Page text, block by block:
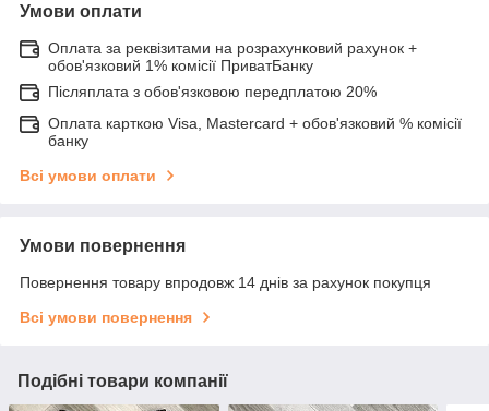
Умови оплати
Оплата за реквізитами на розрахунковий рахунок +
обов'язковий 1% комісії ПриватБанку
Післяплата з обов'язковою передплатою 20%
Оплата карткою Visa, Mastercard + обов'язковий % комісії
банку
Всі умови оплати
Умови повернення
Повернення товару впродовж 14 днів за рахунок покупця
Всі умови повернення
Подібні товари компанії